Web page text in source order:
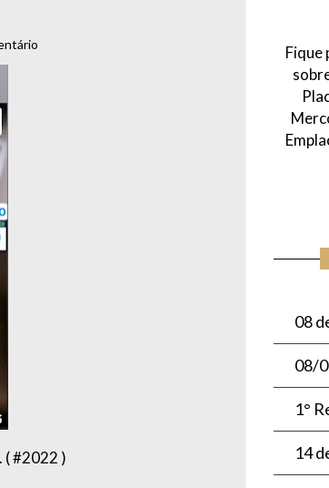
( #2022 )
Fique
08
08/
1°
14